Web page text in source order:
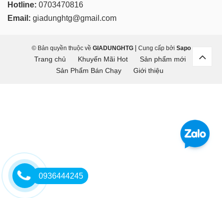
Hotline: 0703470816
Email: giadunghtg@gmail.com
© Bản quyền thuộc về GIADUNGHTG | Cung cấp bởi Sapo
Trang chủ Khuyến Mãi Hot
Sản phẩm mới
Sản Phẩm Bán Chạy
Giới thiệu
0936444245